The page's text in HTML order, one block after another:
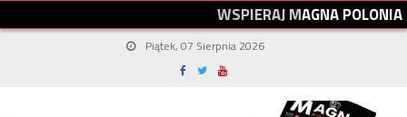
WSPIERAJMAGNAPOLONIA
Piątek, 07 Sierpnia 2026